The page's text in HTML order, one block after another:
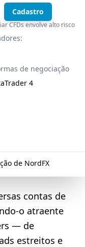
Cadastro
CFDs envolve alto risco
de negociação
4
de NordFX
contas de
o atraente
— de
estreitos e